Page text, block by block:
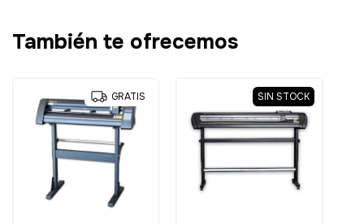
También te ofrecemos
GRATIS SIN STOCK